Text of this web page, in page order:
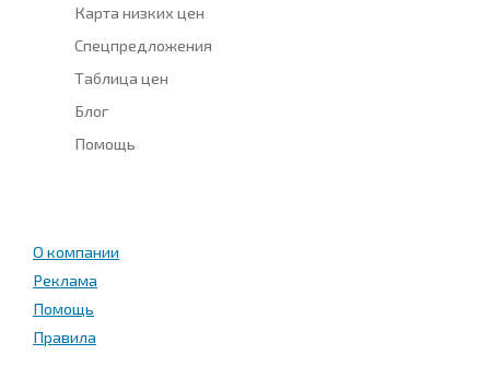
Карта низких цен
Спецпредложения
Таблица цен
Блог
Помощь
О компании
Реклама
Помощь
Правила